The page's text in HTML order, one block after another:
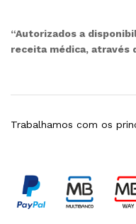
“Autorizados a
receita médica, através
Trabalhamos com os